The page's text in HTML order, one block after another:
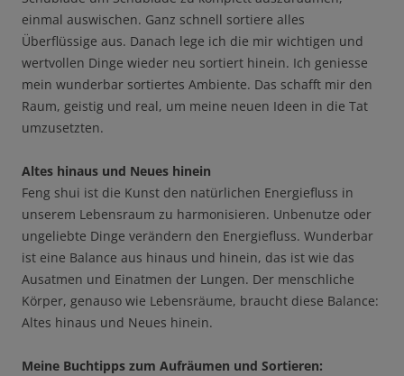
einmal auswischen. Ganz schnell sortiere alles
Überflüssige aus. Danach lege ich die mir wichtigen und
wertvollen Dinge wieder neu sortiert hinein. Ich geniesse
mein wunderbar sortiertes Ambiente. Das schafft mir den
Raum, geistig und real, um meine neuen Ideen in die Tat
umzusetzten.
Altes hinaus und Neues hinein
Feng shui ist die Kunst den natürlichen Energiefluss in
unserem Lebensraum zu harmonisieren. Unbenutze oder
ungeliebte Dinge verändern den Energiefluss. Wunderbar
ist eine Balance aus hinaus und hinein, das ist wie das
Ausatmen und Einatmen der Lungen. Der menschliche
Körper, genauso wie Lebensräume, braucht diese Balance:
Altes hinaus und Neues hinein.
Meine Buchtipps zum Aufräumen und Sortieren: